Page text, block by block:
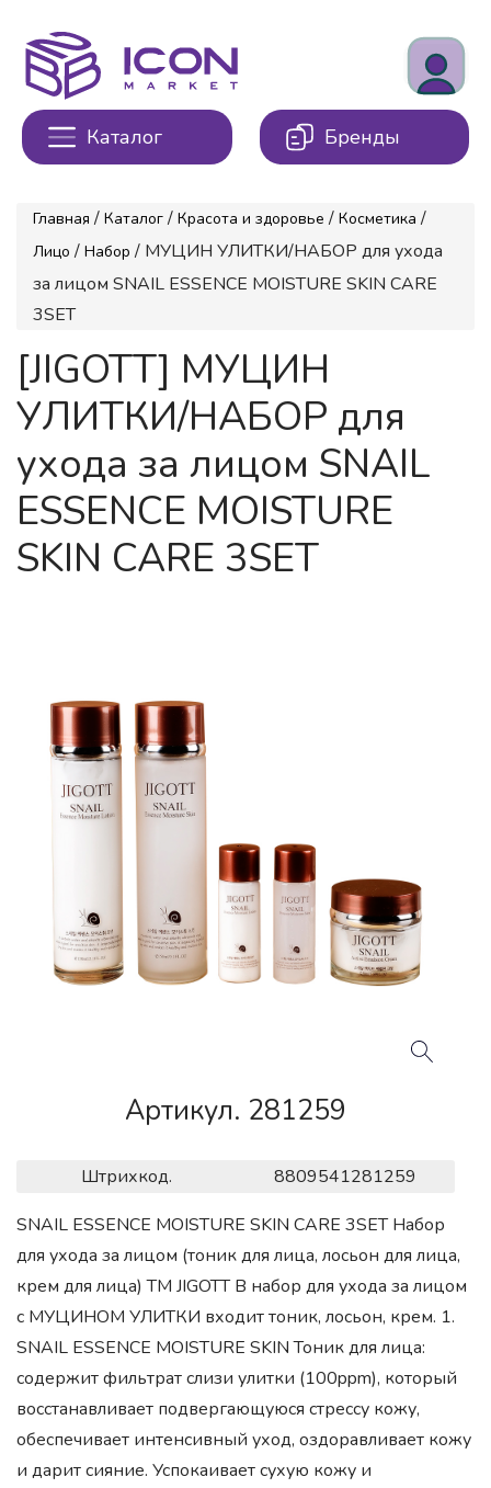
Каталог Бренды
Главная / Каталог / Красота и здоровье / Косметика /
Лицо / Набор / МУЦИН УЛИТКИ/НАБОР для ухода
за лицом SNAIL ESSENCE MOISTURE SKIN CARE
3SET
[JIGOTT] МУЦИН
УЛИТКИ/НАБОР для
ухода за лицом SNAIL
ESSENCE MOISTURE
SKIN CARE 3SET
Артикул. 281259
Штрихкод.
8809541281259
SNAIL ESSENCE MOISTURE SKIN CARE 3SET Набор
для ухода за лицом (тоник для лица, лосьон для лица,
крем для лица) ТМ JIGOTT В набор для ухода за лицом
с МУЦИНОМ УЛИТКИ входит тоник, лосьон, крем. 1.
SNAIL ESSENCE MOISTURE SKIN Тоник для лица:
содержит фильтрат слизи улитки (100ppm), который
восстанавливает подвергающуюся стрессу кожу,
обеспечивает интенсивный уход, оздоравливает кожу
и дарит сияние. Успокаивает сухую кожу и